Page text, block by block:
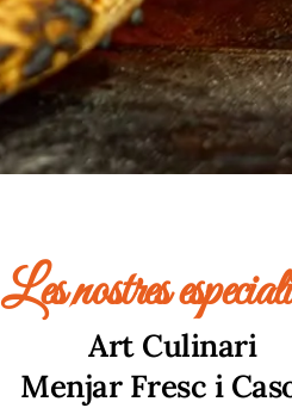
Les nostres
Art Culinari
Menjar Fresc i